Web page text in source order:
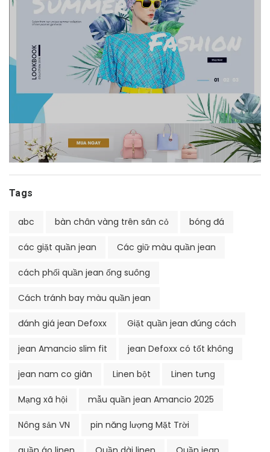
Tags
abc bàn chân vàng trên sân cỏ bóng đá
các giặt quần jean Các giữ màu quần jean
cách phối quần jean ống suông
Cách tránh bay màu quần jean
đánh giá jean Defoxx Giặt quần jean đúng cách
jean Amancio slim fit jean Defoxx có tốt không
jean nam co giãn Linen bột Linen tưng
Mạng xã hội mẫu quần jean Amancio 2025
Nông sản VN pin năng lượng Mặt Trời